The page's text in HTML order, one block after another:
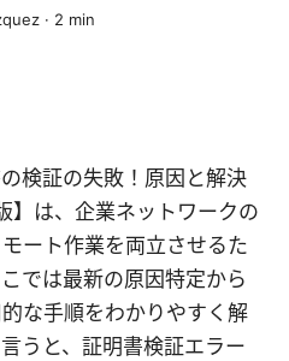
· 2 min
検証の失敗！原因と解決
】は、企業ネットワークの
ート作業を両立させるた
では最新の原因特定から
な手順をわかりやすく解
うと、証明書検証エラー